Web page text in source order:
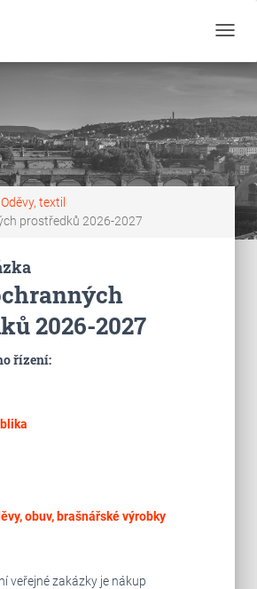
Oděvy, textil
prostředků 2026-2027
2026-2027
řízení:
obuv, brašnářské výrobky
veřejné zakázky je nákup